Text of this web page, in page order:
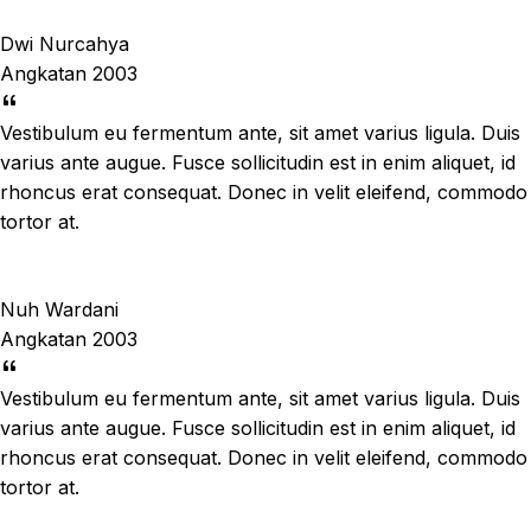
Dwi Nurcahya
Angkatan 2003
Vestibulum eu fermentum ante, sit amet varius ligula. Duis
varius ante augue. Fusce sollicitudin est in enim aliquet, id
rhoncus erat consequat. Donec in velit eleifend, commodo
tortor at.
Nuh Wardani
Angkatan 2003
Vestibulum eu fermentum ante, sit amet varius ligula. Duis
varius ante augue. Fusce sollicitudin est in enim aliquet, id
rhoncus erat consequat. Donec in velit eleifend, commodo
tortor at.